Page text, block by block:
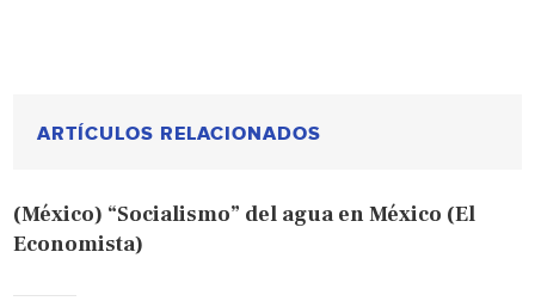
ARTÍCULOS RELACIONADOS
(México) “Socialismo” del agua en México (El
Economista)